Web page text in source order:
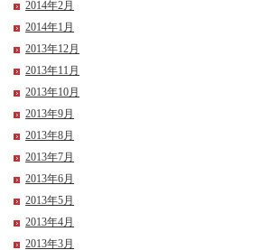
2014年2月
2014年1月
2013年12月
2013年11月
2013年10月
2013年9月
2013年8月
2013年7月
2013年6月
2013年5月
2013年4月
2013年3月